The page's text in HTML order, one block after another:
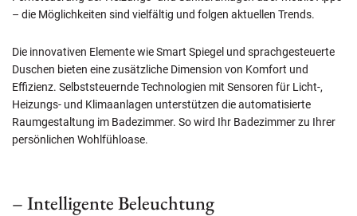
– die Möglichkeiten sind vielfältig und folgen aktuellen Trends.
Die innovativen Elemente wie Smart Spiegel und sprachgesteuerte
Duschen bieten eine zusätzliche Dimension von Komfort und
Effizienz. Selbststeuernde Technologien mit Sensoren für Licht-,
Heizungs- und Klimaanlagen unterstützen die automatisierte
Raumgestaltung im Badezimmer. So wird Ihr Badezimmer zu Ihrer
persönlichen Wohlfühloase.
– Intelligente Beleuchtung